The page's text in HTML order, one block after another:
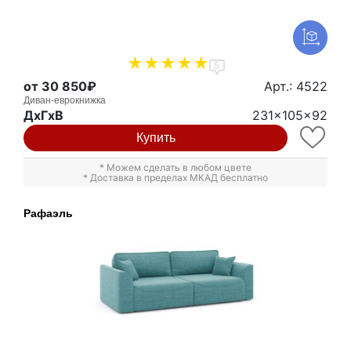
5
от 30 850₽ Арт.: 4522
Диван-еврокнижка
ДxГxВ 231x105x92
Купить
* Можем сделать в любом цвете
* Доставка в пределах МКАД бесплатно
Рафаэль